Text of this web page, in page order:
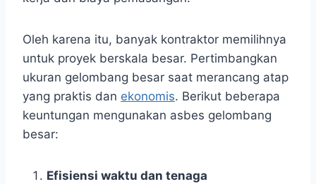
Oleh karena itu, banyak kontraktor memilihnya
untuk proyek berskala besar. Pertimbangkan
ukuran gelombang besar saat merancang atap
yang praktis dan ekonomis. Berikut beberapa
keuntungan mengunakan asbes gelombang
besar:
Efisiensi waktu dan tenaga